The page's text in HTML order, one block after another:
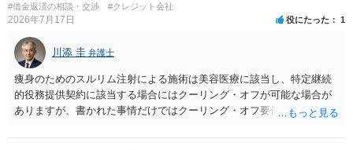
#借金返済の相談・交渉 #クレジット会社
2026年7月17日 役にたった 1
川添 圭 弁護士
痩身のためのスルリム注射による施術は美容医療に該当し、特定継続
的役務提供契約に該当する場合にはクーリング・オフが可能な場合が
ありますが、書かれた事情だけではクーリング・オフ要件を満たして
か）が不明です。仮に特定継続的役務提供契約に該当する場合には、